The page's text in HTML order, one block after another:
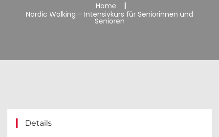
Home
Nordic Walking – Intensivkurs für Seniorinnen und
Senioren
Details